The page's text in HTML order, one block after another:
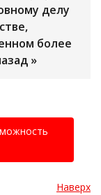
делу
более
»
Наверх